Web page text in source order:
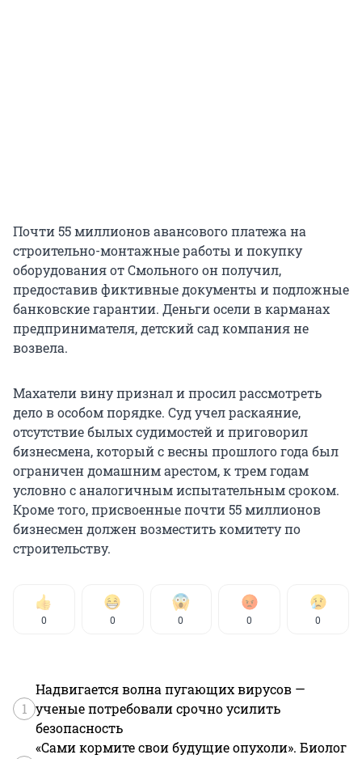
Почти 55 миллионов авансового платежа на
строительно-монтажные работы и покупку
оборудования от Смольного он получил,
предоставив фиктивные документы и подложные
банковские гарантии. Деньги осели в карманах
предпринимателя, детский сад компания не
возвела.
Махатели вину признал и просил рассмотреть
дело в особом порядке. Суд учел раскаяние,
отсутствие былых судимостей и приговорил
бизнесмена, который с весны прошлого года был
ограничен домашним арестом, к трем годам
условно с аналогичным испытательным сроком.
Кроме того, присвоенные почти 55 миллионов
бизнесмен должен возместить комитету по
строительству.
0 0 0 0 0
1
Надвигается волна пугающих вирусов —
ученые потребовали срочно усилить
безопасность
«Сами кормите свои будущие опухоли». Биолог